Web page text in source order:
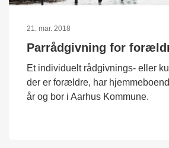
21. mar. 2018
Parrådgivning for
Et individuelt rådgivnings- eller
der er forældre, har
år og bor i Aarhus Kommune.